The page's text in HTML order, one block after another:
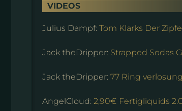
VIDEOS
Julius Dampf: Tom Klarks Der
Jack theDripper: Strapped Sodas
Jack theDripper: 77 Ring
AngelCloud: 2,90€ Fertigliquids